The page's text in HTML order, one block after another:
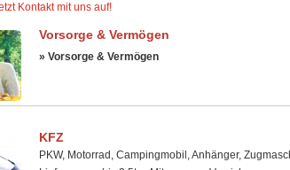
Kontakt mit uns auf!
Vorsorge & Vermögen
» Vorsorge & Vermögen
KFZ
PKW, Motorrad, Campingmobil, Anhänger,